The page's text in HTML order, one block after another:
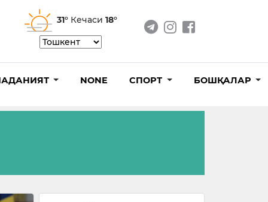
31° Кечаси 18°
NONE СПОРТ БОШҚАЛАР